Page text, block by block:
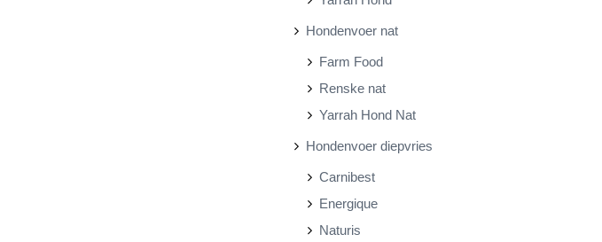
Hondenvoer nat
Farm Food
Renske nat
Yarrah Hond Nat
Hondenvoer diepvries
Carnibest
Energique
Naturis